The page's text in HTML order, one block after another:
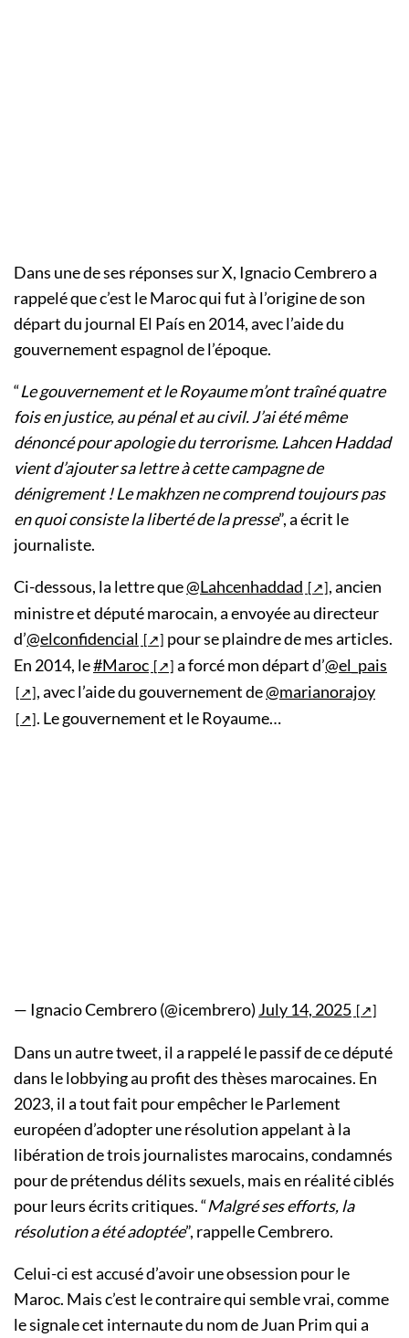
Dans une de ses réponses sur X, Ignacio Cembrero a
rappelé que c’est le Maroc qui fut à l’origine de son
départ du journal El País en 2014, avec l’aide du
gouvernement espagnol de l’époque.
“Le gouvernement et le Royaume m’ont traîné quatre
fois en justice, au pénal et au civil. J’ai été même
dénoncé pour apologie du terrorisme. Lahcen Haddad
vient d’ajouter sa lettre à cette campagne de
dénigrement ! Le makhzen ne comprend toujours pas
en quoi consiste la liberté de la presse”, a écrit le
journaliste.
Ci-dessous, la lettre que@Lahcenhaddad
, ancien
ministre et député marocain, a envoyée au directeur
d’@elconfidencial
pour se plaindre de mes articles.
En 2014, le#Maroc a forcé mon départ d’@el_pais
, avec l’aide du gouvernement de@marianorajoy
. Le gouvernement et le Royaume…
— Ignacio Cembrero (@icembrero) July 14, 2025
Dans un autre tweet, il a rappelé le passif de ce député
dans le lobbying au profit des thèses marocaines. En
2023, il a tout fait pour empêcher le Parlement
européen d’adopter une résolution appelant à la
libération de trois journalistes marocains, condamnés
pour de prétendus délits sexuels, mais en réalité ciblés
pour leurs écrits critiques. “Malgré ses efforts, la
résolution a été adoptée”, rappelle Cembrero.
Celui-ci est accusé d’avoir une obsession pour le
Maroc. Mais c’est le contraire qui semble vrai, comme
le signale cet internaute du nom de Juan Prim qui a